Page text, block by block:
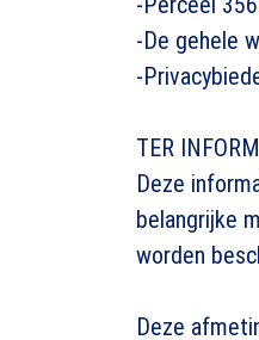
-De gehele
-
TER
Deze
belangrijke
worden
Deze